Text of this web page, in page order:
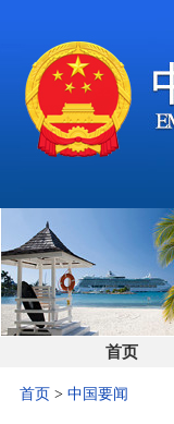
首页
首页 > 中国要闻